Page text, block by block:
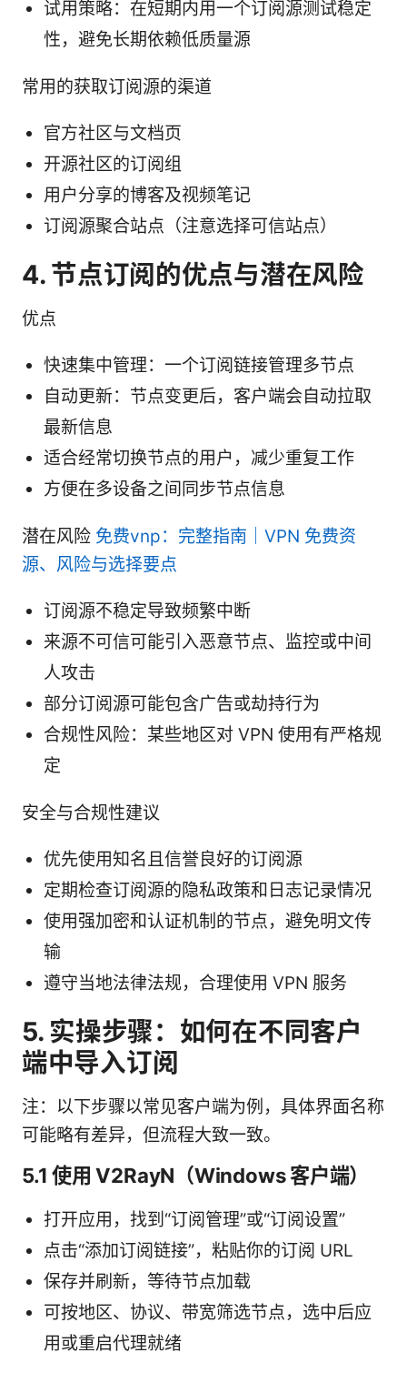
试用策略：在短期内用一个订阅源测试稳定
性，避免长期依赖低质量源
常用的获取订阅源的渠道
官方社区与文档页
开源社区的订阅组
用户分享的博客及视频笔记
订阅源聚合站点（注意选择可信站点）
4. 节点订阅的优点与潜在风险
优点
快速集中管理：一个订阅链接管理多节点
自动更新：节点变更后，客户端会自动拉取
最新信息
适合经常切换节点的用户，减少重复工作
方便在多设备之间同步节点信息
潜在风险 免费vnp：完整指南｜VPN 免费资
源、风险与选择要点
订阅源不稳定导致频繁中断
来源不可信可能引入恶意节点、监控或中间
人攻击
部分订阅源可能包含广告或劫持行为
合规性风险：某些地区对 VPN 使用有严格规
定
安全与合规性建议
优先使用知名且信誉良好的订阅源
定期检查订阅源的隐私政策和日志记录情况
使用强加密和认证机制的节点，避免明文传
输
遵守当地法律法规，合理使用 VPN 服务
5. 实操步骤：如何在不同客户
端中导入订阅
注：以下步骤以常见客户端为例，具体界面名称
可能略有差异，但流程大致一致。
5.1 使用 V2RayN（Windows 客户端）
打开应用，找到“订阅管理”或“订阅设置”
点击“添加订阅链接”，粘贴你的订阅 URL
保存并刷新，等待节点加载
可按地区、协议、带宽筛选节点，选中后应
用或重启代理就绪